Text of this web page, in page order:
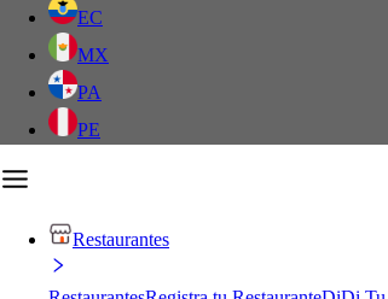
EC
MX
PA
PE
Restaurantes